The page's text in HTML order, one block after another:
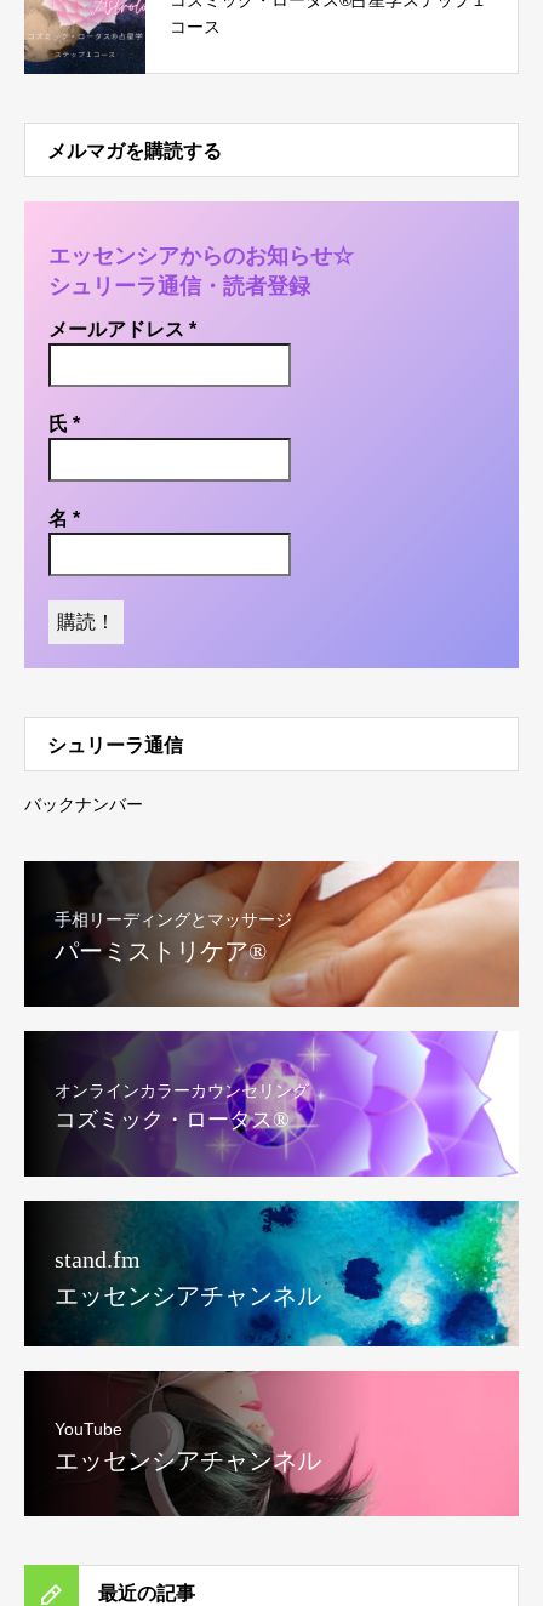
コース
メルマガを購読する
エッセンシアからのお知らせ☆
シュリーラ通信・読者登録
メールアドレス *
氏 *
名 *
シュリーラ通信
バックナンバー
手相リーディングとマッサージ
パーミストリケア®︎
オンラインカラーカウンセリング
コズミック・ロータス®︎
stand.fm
エッセンシアチャンネル
YouTube
エッセンシアチャンネル
最近の記事